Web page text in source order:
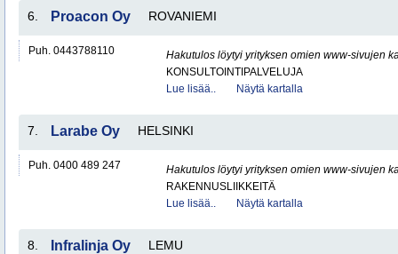
6. Proacon Oy ROVANIEMI
Puh. 0443788110
Hakutulos löytyi yrityksen omien www-sivujen
KONSULTOINTIPALVELUJA
Lue lisää..
Näytä kartalla
7. Larabe Oy HELSINKI
Puh. 0400 489 247
Hakutulos löytyi yrityksen omien www-sivujen
RAKENNUSLIIKKEITÄ
Lue lisää..
Näytä kartalla
8. Infralinja Oy LEMU